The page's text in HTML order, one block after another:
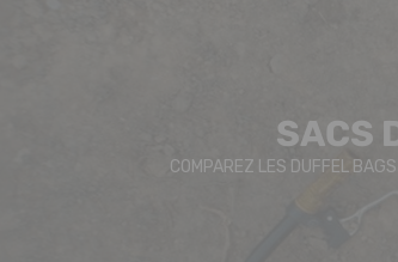
SACS
COMPAREZ LES DUFFEL